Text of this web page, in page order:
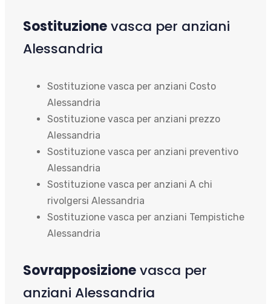
Sostituzionevasca per anziani
Alessandria
Sostituzione vasca per anziani Costo
Alessandria
Sostituzione vasca per anziani prezzo
Alessandria
Sostituzione vasca per anziani preventivo
Alessandria
Sostituzione vasca per anziani A chi
rivolgersi Alessandria
Sostituzione vasca per anziani Tempistiche
Alessandria
Sovrapposizionevasca per
anziani Alessandria